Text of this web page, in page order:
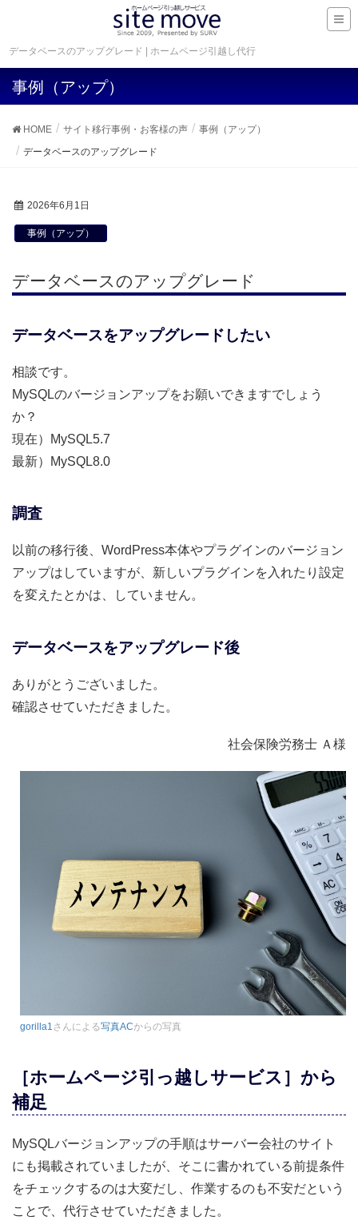
データベースのアップグレード | ホームページ引越し代行
事例（アップ）
HOME サイト移行事例・お客様の声
事例（アップ）
データベースのアップグレード
2026年6月1日
事例（アップ）
データベースのアップグレード
データベースをアップグレードしたい
相談です。
MySQLのバージョンアップをお願いできますでしょう
か？
現在）MySQL5.7
最新）MySQL8.0
調査
以前の移行後、WordPress本体やプラグインのバージョン
アップはしていますが、新しいプラグインを入れたり設定
を変えたとかは、していません。
データベースをアップグレード後
ありがとうございました。
確認させていただきました。
社会保険労務士 Ａ様
gorilla1さんによる写真ACからの写真
［ホームページ引っ越しサービス］から
補足
MySQLバージョンアップの手順はサーバー会社のサイト
にも掲載されていましたが、そこに書かれている前提条件
をチェックするのは大変だし、作業するのも不安だという
ことで、代行させていただきました。